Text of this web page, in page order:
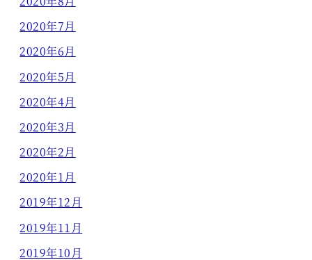
2020年7月
2020年6月
2020年5月
2020年4月
2020年3月
2020年2月
2020年1月
2019年12月
2019年11月
2019年10月